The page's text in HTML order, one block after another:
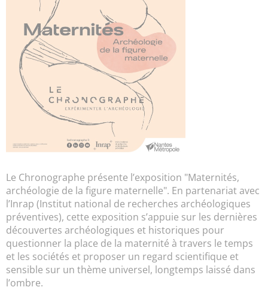
Le Chronographe présente l’exposition "Maternités,
archéologie de la figure maternelle". En partenariat avec
l’Inrap (Institut national de recherches archéologiques
préventives), cette exposition s’appuie sur les dernières
découvertes archéologiques et historiques pour
questionner la place de la maternité à travers le temps
et les sociétés et proposer un regard scientifique et
sensible sur un thème universel, longtemps laissé dans
l’ombre.